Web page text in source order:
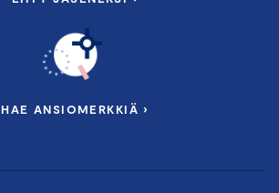
HAE ANSIOMERKKIÄ ›